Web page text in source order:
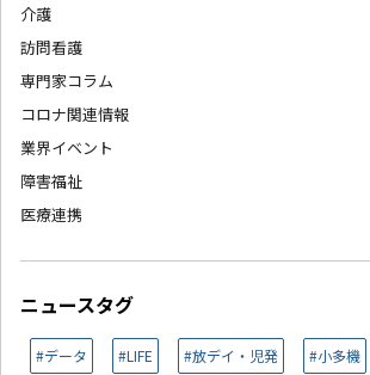
介護
訪問看護
専門家コラム
コロナ関連情報
業界イベント
障害福祉
医療連携
ニュースタグ
#データ #LIFE #放デイ・児発 #小多機